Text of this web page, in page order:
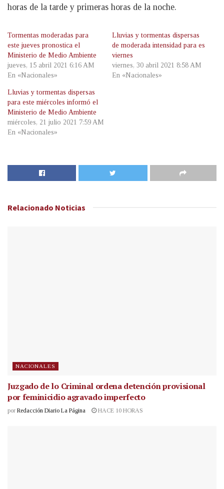
horas de la tarde y primeras horas de la noche.
Tormentas moderadas para
este jueves pronostica el
Ministerio de Medio Ambiente
jueves, 15 abril 2021 6:16 AM
En «Nacionales»
Lluvias y tormentas dispersas
de moderada intensidad para es
viernes
viernes, 30 abril 2021 8:58 AM
En «Nacionales»
Lluvias y tormentas dispersas
para este miércoles informó el
Ministerio de Medio Ambiente
miércoles, 21 julio 2021 7:59 AM
En «Nacionales»
Relacionado Noticias
NACIONALES
Juzgado de lo Criminal ordena detención provisional
por feminicidio agravado imperfecto
por Redacción Diario La Página HACE 10 HORAS